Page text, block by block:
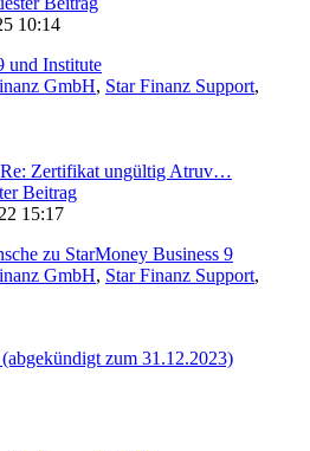
10:14
und Institute
GmbH, Star Finanz Support,
Re: Zertifikat ungültig Atruv…
Beitrag
15:17
zu StarMoney Business 9
GmbH, Star Finanz Support,
zum 31.12.2023)